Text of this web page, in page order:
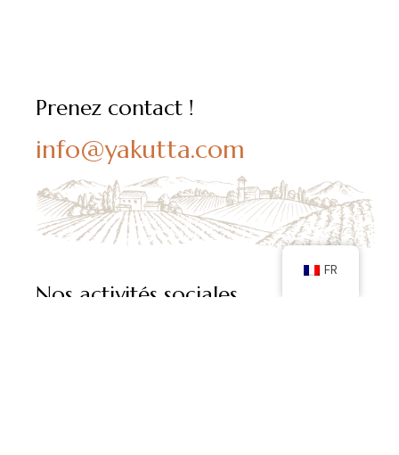
Prenez contact !
info@yakutta.com
Nos activités sociales
FR